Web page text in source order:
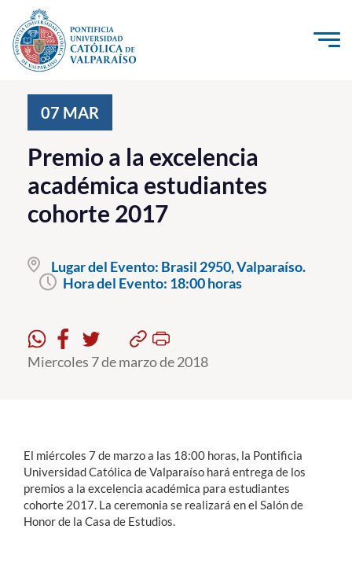
Click acá para ir directamente al contenido
Investigación, Creación e Innovación
PUCV Internacional
Vinculación con el Medio
Pregrado
Formación Continua
Funcionarios
Alumni
07 MAR
Premio a la excelencia
académica estudiantes
cohorte 2017
Lugar del Evento: Brasil 2950, Valparaíso.
Hora del Evento: 18:00 horas
Miercoles 7 de marzo de 2018
El miércoles 7 de marzo a las 18:00 horas, la Pontificia
Universidad Católica de Valparaíso hará entrega de los
premios a la excelencia académica para estudiantes
cohorte 2017. La ceremonia se realizará en el Salón de
Honor de la Casa de Estudios.